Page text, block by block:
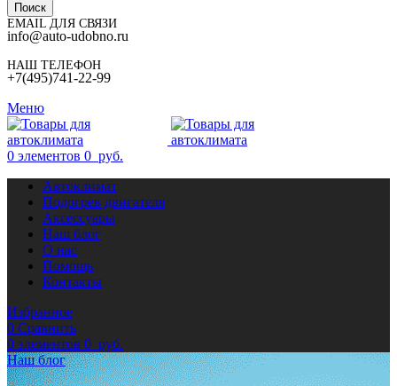
Поиск
EMAIL ДЛЯ СВЯЗИ
info@auto-udobno.ru
НАШ ТЕЛЕФОН
+7(495)741-22-99
Меню
0 элементов 0 руб.
Автоклимат
Подогрев двигателя
Аксессуары
Наш блог
О нас
Помощь
Контакты
Избранное
0 Сравнить
0 элементов 0 руб.
Наш блог